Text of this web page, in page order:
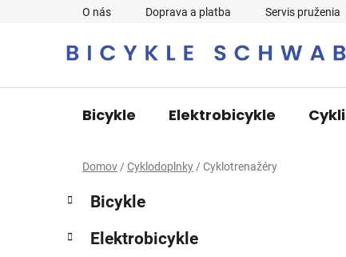
O nás Doprava a platba Servis pruženia
Bicykle Elektrobicykle
Domov / Cyklodoplnky / Cyklotrenažéry
B
o
č
kategórie
K
a
e
Bicykle
Elektrobicykle